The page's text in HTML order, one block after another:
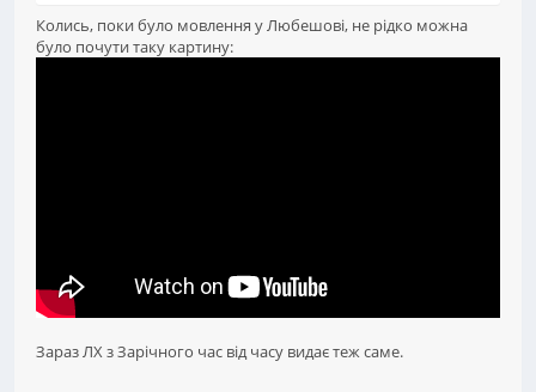
Колись, поки було мовлення у Любешові, не рідко можна
було почути таку картину:
Зараз ЛХ з Зарічного час від часу видає теж саме.